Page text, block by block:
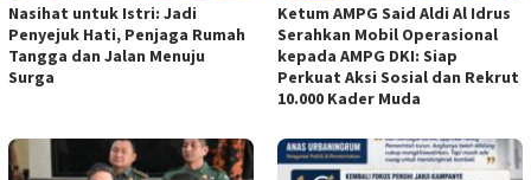
Nasihat untuk Istri: Jadi
Penyejuk Hati, Penjaga Rumah
Tangga dan Jalan Menuju
Surga
Ketum AMPG Said Aldi Al Idrus
Serahkan Mobil Operasional
kepada AMPG DKI: Siap
Perkuat Aksi Sosial dan Rekrut
10.000 Kader Muda